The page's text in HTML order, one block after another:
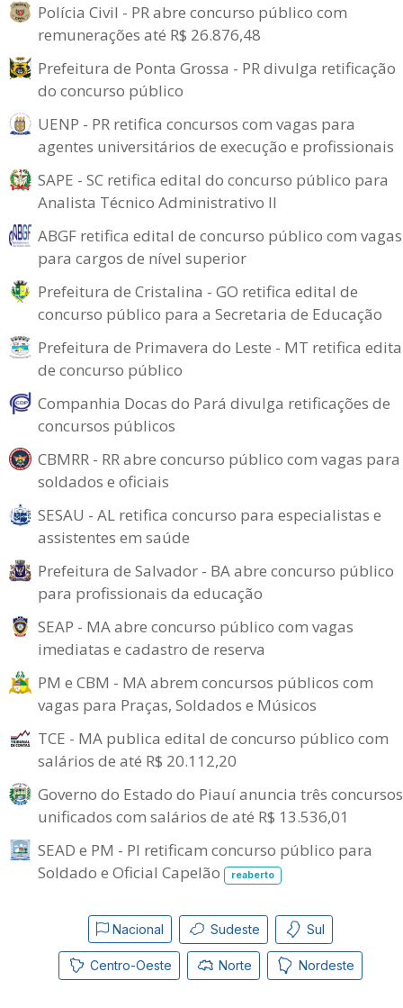
Polícia Civil - PR abre concurso público com
remunerações até R$ 26.876,48
Prefeitura de Ponta Grossa - PR divulga retificação
do concurso público
UENP - PR retifica concursos com vagas para
agentes universitários de execução e profissionais
SAPE - SC retifica edital do concurso público para
Analista Técnico Administrativo II
ABGF retifica edital de concurso público com vagas
para cargos de nível superior
Prefeitura de Cristalina - GO retifica edital de
concurso público para a Secretaria de Educação
Prefeitura de Primavera do Leste - MT retifica
de concurso público
Companhia Docas do Pará divulga retificações de
concursos públicos
CBMRR - RR abre concurso público com vagas para
soldados e oficiais
SESAU - AL retifica concurso para especialistas e
assistentes em saúde
Prefeitura de Salvador - BA abre concurso público
para profissionais da educação
SEAP - MA abre concurso público com vagas
imediatas e cadastro de reserva
PM e CBM - MA abrem concursos públicos com
vagas para Praças, Soldados e Músicos
TCE - MA publica edital de concurso público com
salários de até R$ 20.112,20
Governo do Estado do Piauí anuncia três concursos
unificados com salários de até R$ 13.536,01
SEAD e PM - PI retificam concurso público para
Soldado e Oficial Capelão
reaberto
Nacional Sudeste Sul
Centro-Oeste Norte Nordeste